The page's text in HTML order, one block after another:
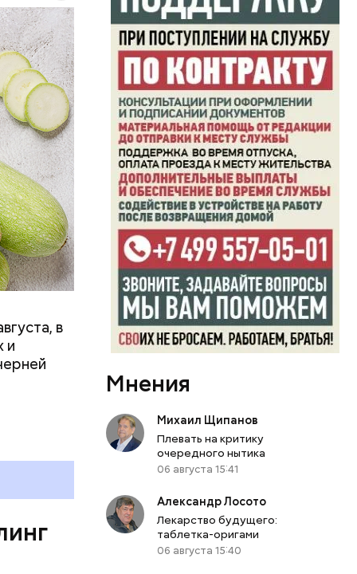
в
и
у
Мнения
Михаил Щипанов
Плевать на критику
очередного нытика
06 августа 15:41
Александр Лосото
Лекарство будущего:
таблетка-оригами
06 августа 15:40